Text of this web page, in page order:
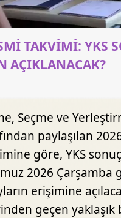
TAKVİMİ: YKS
AÇIKLANACAK?
Seçme ve
paylaşılan 2026
göre, YKS
2026 Çarşamba
erişimine
geçen yaklaşık